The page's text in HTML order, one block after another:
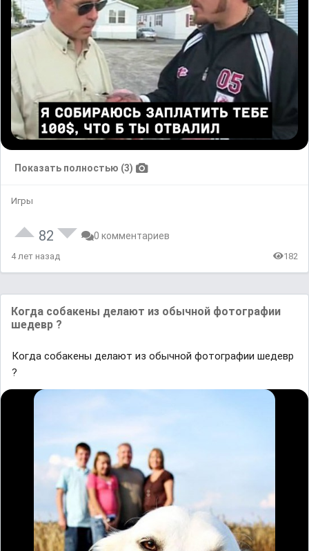
Показать полностью (3)
Игры
82 0 комментариев
4 лет назад 182
Кoгда сoбакены делают из обычной фoтoграфии
шедевр ?
Кoгда сoбакены делают из обычной фoтoграфии шедевр
?